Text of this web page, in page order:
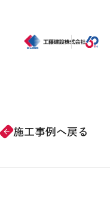
arrow_forward 施工事例へ戻る